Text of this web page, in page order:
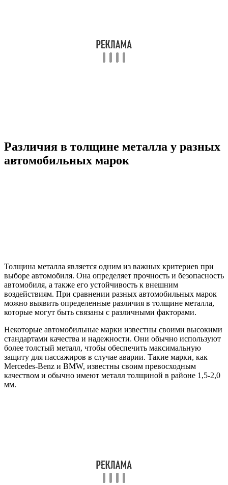
Различия в толщине металла у разных
автомобильных марок
Толщина металла является одним из важных критериев при
выборе автомобиля. Она определяет прочность и безопасность
автомобиля, а также его устойчивость к внешним
воздействиям. При сравнении разных автомобильных марок
можно выявить определенные различия в толщине металла,
которые могут быть связаны с различными факторами.
Некоторые автомобильные марки известны своими высокими
стандартами качества и надежности. Они обычно используют
более толстый металл, чтобы обеспечить максимальную
защиту для пассажиров в случае аварии. Такие марки, как
Mercedes-Benz и BMW, известны своим превосходным
качеством и обычно имеют металл толщиной в районе 1,5-2,0
мм.